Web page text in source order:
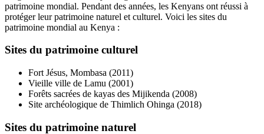
patrimoine mondial. Pendant des années, les Kenyans ont réussi à
protéger leur patrimoine naturel et culturel. Voici les sites du
patrimoine mondial au Kenya :
Sites du patrimoine culturel
Fort Jésus, Mombasa (2011)
Vieille ville de Lamu (2001)
Forêts sacrées de kayas des Mijikenda (2008)
Site archéologique de Thimlich Ohinga (2018)
Sites du patrimoine naturel